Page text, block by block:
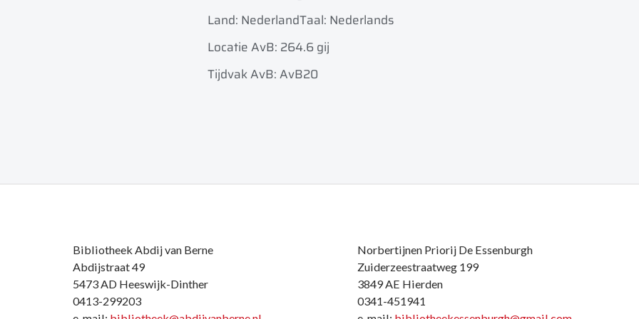
Land: NederlandTaal: Nederlands
Locatie AvB: 264.6 gij
Tijdvak AvB: AvB20
Bibliotheek Abdij van Berne
Abdijstraat 49
5473 AD Heeswijk-Dinther
0413-299203
Norbertijnen Priorij De Essenburgh
Zuiderzeestraatweg 199
3849 AE Hierden
0341-451941